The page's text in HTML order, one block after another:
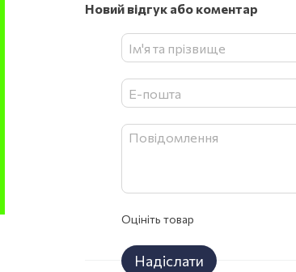
Новий відгук або коментар
Оцініть товар
Надіслати